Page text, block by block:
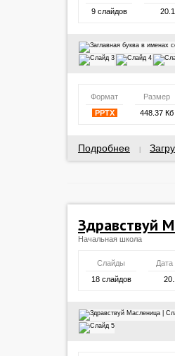
9 слайдов
Формат
Размер
PPTX
448.37 Кб
Подробнее
Здравствуй
Начальная школа
Слайды
Дата
18 слайдов